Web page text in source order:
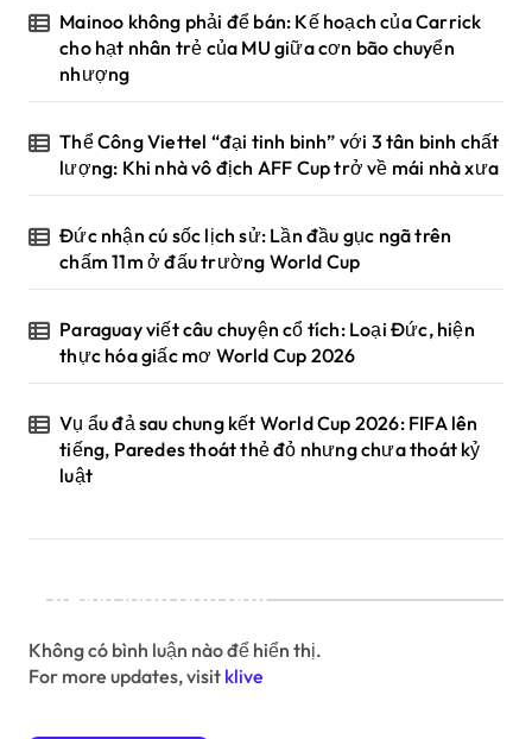
Mainoo không phải để bán: Kế hoạch của Carrick
cho hạt nhân trẻ của MU giữa cơn bão chuyển
nhượng
Thể Công Viettel “đại tinh binh” với 3 tân binh chất
lượng: Khi nhà vô địch AFF Cup trở về mái nhà xưa
Đức nhận cú sốc lịch sử: Lần đầu gục ngã trên
chấm 11m ở đấu trường World Cup
Paraguay viết câu chuyện cổ tích: Loại Đức, hiện
thực hóa giấc mơ World Cup 2026
Vụ ẩu đả sau chung kết World Cup 2026: FIFA lên
tiếng, Paredes thoát thẻ đỏ nhưng chưa thoát kỷ
luật
Bình luận gần đây
Không có bình luận nào để hiển thị.
For more updates, visit klive